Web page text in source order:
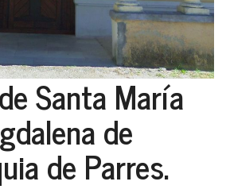
Santa María
de
de Parres.